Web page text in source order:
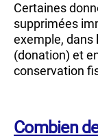
Certaines
supprimées
exemple, dans
(donation) et
conservation
Combien